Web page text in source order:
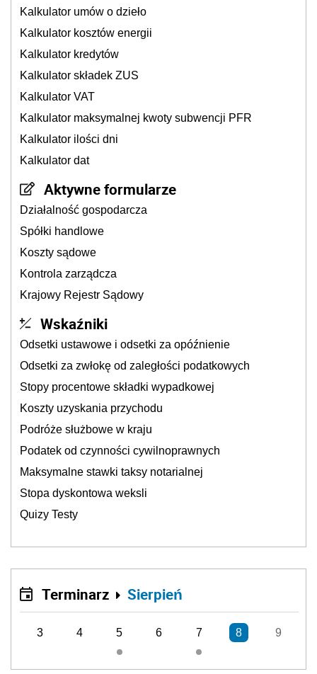
Kalkulator umów o dzieło
Kalkulator kosztów energii
Kalkulator kredytów
Kalkulator składek ZUS
Kalkulator VAT
Kalkulator maksymalnej kwoty subwencji PFR
Kalkulator ilości dni
Kalkulator dat
Aktywne formularze
Działalność gospodarcza
Spółki handlowe
Koszty sądowe
Kontrola zarządcza
Krajowy Rejestr Sądowy
Wskaźniki
Odsetki ustawowe i odsetki za opóźnienie
Odsetki za zwłokę od zaległości podatkowych
Stopy procentowe składki wypadkowej
Koszty uzyskania przychodu
Podróże służbowe w kraju
Podatek od czynności cywilnoprawnych
Maksymalne stawki taksy notarialnej
Stopa dyskontowa weksli
Quizy Testy
Terminarz Sierpień
3 4 5 6 7 8 9